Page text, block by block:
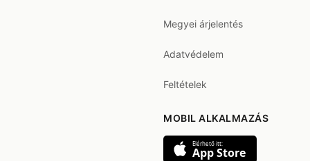
Megyei árjelentés
Adatvédelem
Feltételek
MOBIL ALKALMAZÁS
Elérhető itt:
App Store